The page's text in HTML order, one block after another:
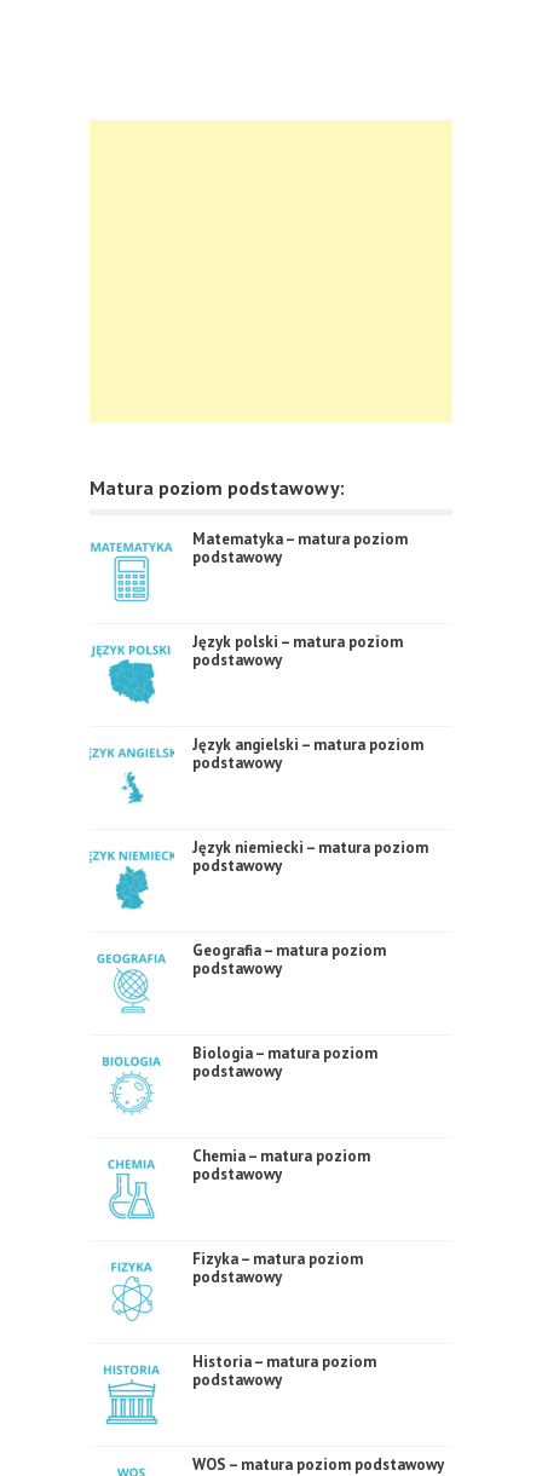
Matura poziom podstawowy:
Matematyka – matura poziom
podstawowy
Język polski – matura poziom
podstawowy
Język angielski – matura poziom
podstawowy
Język niemiecki – matura poziom
podstawowy
Geografia – matura poziom
podstawowy
Biologia – matura poziom
podstawowy
Chemia – matura poziom
podstawowy
Fizyka – matura poziom
podstawowy
Historia – matura poziom
podstawowy
WOS – matura poziom podstawowy